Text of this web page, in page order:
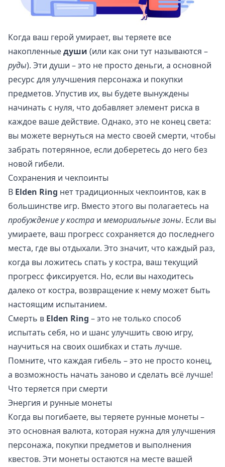
Когда ваш герой умирает, вы теряете все
накопленныедуши (или как они тут называются –
руды). Эти души – это не просто деньги, а основной
ресурс для улучшения персонажа и покупки
предметов. Упустив их, вы будете вынуждены
начинать с нуля, что добавляет элемент риска в
каждое ваше действие. Однако, это не конец света:
вы можете вернуться на место своей смерти, чтобы
забрать потерянное, если доберетесь до него без
новой гибели.
Сохранения и чекпоинты
В Elden Ring нет традиционных чекпоинтов, как в
большинстве игр. Вместо этого вы полагаетесь на
пробуждение у костра и мемориальные зоны. Если вы
умираете, ваш прогресс сохраняется до последнего
места, где вы отдыхали. Это значит, что каждый раз,
когда вы ложитесь спать у костра, ваш текущий
прогресс фиксируется. Но, если вы находитесь
далеко от костра, возвращение к нему может быть
настоящим испытанием.
Смерть в Elden Ring – это не только способ
испытать себя, но и шанс улучшить свою игру,
научиться на своих ошибках и стать лучше.
Помните, что каждая гибель – это не просто конец,
а возможность начать заново и сделать всё лучше!
Что теряется при смерти
Энергия и рунные монеты
Когда вы погибаете, вы теряете рунные монеты –
это основная валюта, которая нужна для улучшения
персонажа, покупки предметов и выполнения
квестов. Эти монеты остаются на месте вашей